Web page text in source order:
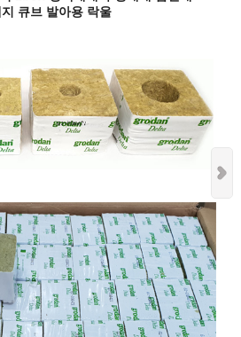
큐브 발아용 락울